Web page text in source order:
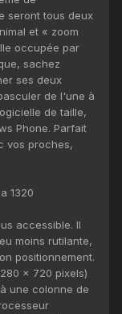
seront tous deux
et « zoom
occupée par
sachez
ses deux
de l'une à
de taille,
Phone. Parfait
vos proches,
1320
accessible. Il
moins rutilante,
positionnement.
x 720 pixels)
une colonne de